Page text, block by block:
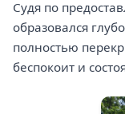
Судя по
образовался
полностью
беспокоит и